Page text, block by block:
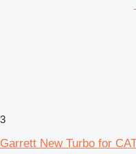
3
Garrett New Turbo for